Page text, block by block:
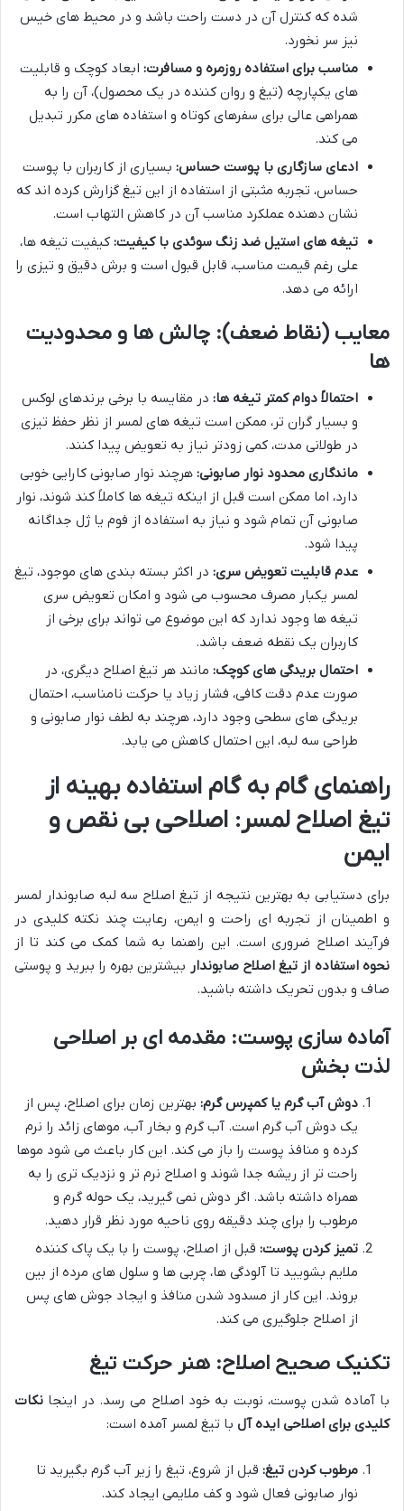
شده که کنترل آن در دست راحت باشد و در محیط های خیس
نیز سر نخورد.
مناسب برای استفاده روزمره و مسافرت: ابعاد کوچک و قابلیت
های یکپارچه (تیغ و روان کننده در یک محصول)، آن را به
همراهی عالی برای سفرهای کوتاه و استفاده های مکرر تبدیل
می کند.
ادعای سازگاری با پوست حساس: بسیاری از کاربران با پوست
حساس، تجربه مثبتی از استفاده از این تیغ گزارش کرده اند که
نشان دهنده عملکرد مناسب آن در کاهش التهاب است.
تیغه های استیل ضد زنگ سوئدی با کیفیت: کیفیت تیغه ها،
علی رغم قیمت مناسب، قابل قبول است و برش دقیق و تیزی را
ارائه می دهد.
معایب (نقاط ضعف): چالش ها و محدودیت
ها
احتمالاً دوام کمتر تیغه ها: در مقایسه با برخی برندهای لوکس
و بسیار گران تر، ممکن است تیغه های لمسر از نظر حفظ تیزی
در طولانی مدت، کمی زودتر نیاز به تعویض پیدا کنند.
ماندگاری محدود نوار صابونی: هرچند نوار صابونی کارایی خوبی
دارد، اما ممکن است قبل از اینکه تیغه ها کاملاً کند شوند، نوار
صابونی آن تمام شود و نیاز به استفاده از فوم یا ژل جداگانه
پیدا شود.
عدم قابلیت تعویض سری: در اکثر بسته بندی های موجود، تیغ
لمسر یکبار مصرف محسوب می شود و امکان تعویض سری
تیغه ها وجود ندارد که این موضوع می تواند برای برخی از
کاربران یک نقطه ضعف باشد.
احتمال بریدگی های کوچک: مانند هر تیغ اصلاح دیگری، در
صورت عدم دقت کافی، فشار زیاد یا حرکت نامناسب، احتمال
بریدگی های سطحی وجود دارد، هرچند به لطف نوار صابونی و
طراحی سه لبه، این احتمال کاهش می یابد.
راهنمای گام به گام استفاده بهینه از
تیغ اصلاح لمسر: اصلاحی بی نقص و
ایمن
برای دستیابی به بهترین نتیجه از تیغ اصلاح سه لبه صابوندار لمسر
و اطمینان از تجربه ای راحت و ایمن، رعایت چند نکته کلیدی در
فرآیند اصلاح ضروری است. این راهنما به شما کمک می کند تا از
نحوه استفاده از تیغ اصلاح صابوندار بیشترین بهره را ببرید و پوستی
صاف و بدون تحریک داشته باشید.
آماده سازی پوست: مقدمه ای بر اصلاحی
لذت بخش
دوش آب گرم یا کمپرس گرم: بهترین زمان برای اصلاح، پس از
یک دوش آب گرم است. آب گرم و بخار آب، موهای زائد را نرم
کرده و منافذ پوست را باز می کند. این کار باعث می شود موها
راحت تر از ریشه جدا شوند و اصلاح نرم تر و نزدیک تری را به
همراه داشته باشد. اگر دوش نمی گیرید، یک حوله گرم و
مرطوب را برای چند دقیقه روی ناحیه مورد نظر قرار دهید.
تمیز کردن پوست: قبل از اصلاح، پوست را با یک پاک کننده
ملایم بشویید تا آلودگی ها، چربی ها و سلول های مرده از بین
بروند. این کار از مسدود شدن منافذ و ایجاد جوش های پس
از اصلاح جلوگیری می کند.
تکنیک صحیح اصلاح: هنر حرکت تیغ
با آماده شدن پوست، نوبت به خود اصلاح می رسد. در اینجا نکات
کلیدی برای اصلاحی ایده آل با تیغ لمسر آمده است:
مرطوب کردن تیغ: قبل از شروع، تیغ را زیر آب گرم بگیرید تا
نوار صابونی فعال شود و کف ملایمی ایجاد کند.